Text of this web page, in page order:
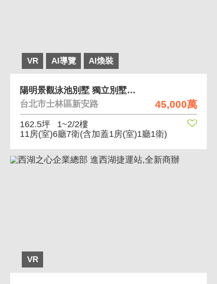
VR AI導覽 AI煥裝
45,000萬
陽明景觀泳池別墅 獨立別墅隱私好 雙泳池
台北市士林區新安路
162.5坪
1~2/2樓
11房(室)6廳7衛(含加蓋1房(室)1廳1衛)
VR